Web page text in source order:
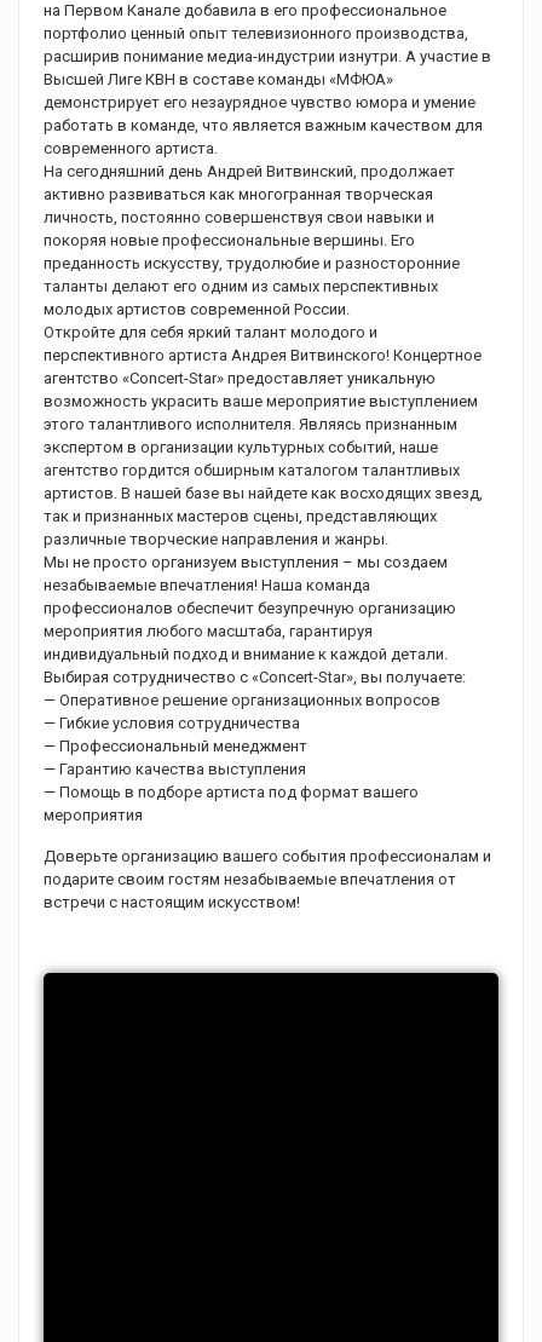
на Первом Канале добавила в его профессиональное
портфолио ценный опыт телевизионного производства,
расширив понимание медиа-индустрии изнутри. А участие в
Высшей Лиге КВН в составе команды «МФЮА»
демонстрирует его незаурядное чувство юмора и умение
работать в команде, что является важным качеством для
современного артиста.
На сегодняшний день Андрей Витвинский, продолжает
активно развиваться как многогранная творческая
личность, постоянно совершенствуя свои навыки и
покоряя новые профессиональные вершины. Его
преданность искусству, трудолюбие и разносторонние
таланты делают его одним из самых перспективных
молодых артистов современной России.
Откройте для себя яркий талант молодого и
перспективного артиста Андрея Витвинского! Концертное
агентство «Concert-Star» предоставляет уникальную
возможность украсить ваше мероприятие выступлением
этого талантливого исполнителя. Являясь признанным
экспертом в организации культурных событий, наше
агентство гордится обширным каталогом талантливых
артистов. В нашей базе вы найдете как восходящих звезд,
так и признанных мастеров сцены, представляющих
различные творческие направления и жанры.
Мы не просто организуем выступления – мы создаем
незабываемые впечатления! Наша команда
профессионалов обеспечит безупречную организацию
мероприятия любого масштаба, гарантируя
индивидуальный подход и внимание к каждой детали.
Выбирая сотрудничество с «Concert-Star», вы получаете:
— Оперативное решение организационных вопросов
— Гибкие условия сотрудничества
— Профессиональный менеджмент
— Гарантию качества выступления
— Помощь в подборе артиста под формат вашего
мероприятия
Доверьте организацию вашего события профессионалам и
подарите своим гостям незабываемые впечатления от
встречи с настоящим искусством!